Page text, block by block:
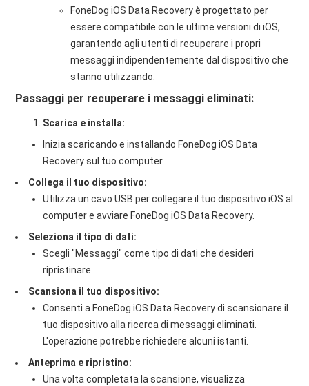
FoneDog iOS Data Recovery è progettato per
essere compatibile con le ultime versioni di iOS,
garantendo agli utenti di recuperare i propri
messaggi indipendentemente dal dispositivo che
stanno utilizzando.
Passaggi per recuperare i messaggi eliminati:
Scarica e installa:
Inizia scaricando e installando FoneDog iOS Data
Recovery sul tuo computer.
Collega il tuo dispositivo:
Utilizza un cavo USB per collegare il tuo dispositivo iOS al
computer e avviare FoneDog iOS Data Recovery.
Seleziona il tipo di dati:
Scegli"Messaggi" come tipo di dati che desideri
ripristinare.
Scansiona il tuo dispositivo:
Consenti a FoneDog iOS Data Recovery di scansionare il
tuo dispositivo alla ricerca di messaggi eliminati.
L'operazione potrebbe richiedere alcuni istanti.
Anteprima e ripristino:
Una volta completata la scansione, visualizza